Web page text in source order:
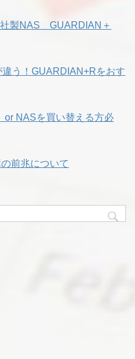
製NAS GUARDIAN＋
う！GUARDIAN+Rをおす
or NASを買い替える方必
前兆について